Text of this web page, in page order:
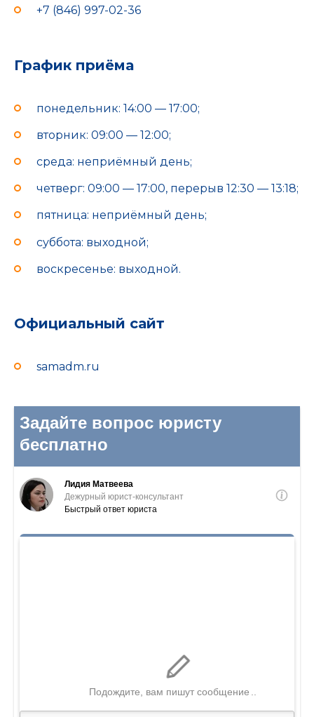
+7 (846) 997-02-36
График приёма
понедельник: 14:00 — 17:00;
вторник: 09:00 — 12:00;
среда: неприёмный день;
четверг: 09:00 — 17:00, перерыв 12:30 — 13:18;
пятница: неприёмный день;
суббота: выходной;
воскресенье: выходной.
Официальный сайт
samadm.ru